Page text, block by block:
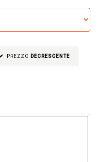
PREZZO DECRESCENTE